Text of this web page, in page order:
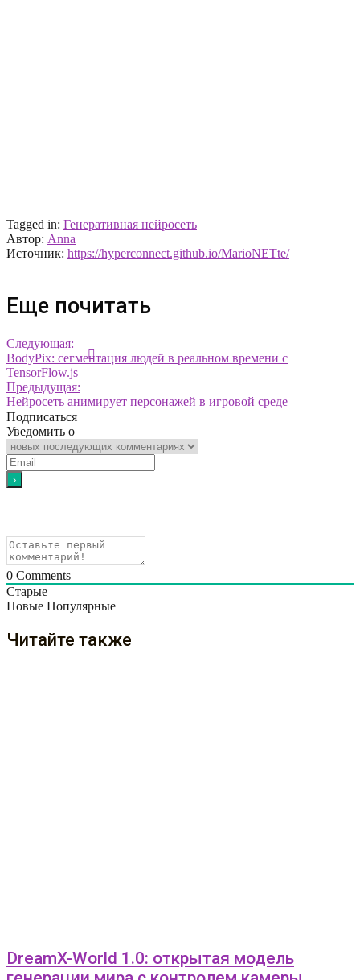
Tagged in: Генеративная нейросеть
Автор: Anna
Источник: https://hyperconnect.github.io/MarioNETte/
Еще почитать
Следующая:
BodyPix: сегментация людей в реальном времени с
TensorFlow.js
Предыдущая:
Нейросеть анимирует персонажей в игровой среде
Подписаться
Уведомить о
0 Comments
Старые
Новые Популярные
Читайте также
DreamX-World 1.0: открытая модель